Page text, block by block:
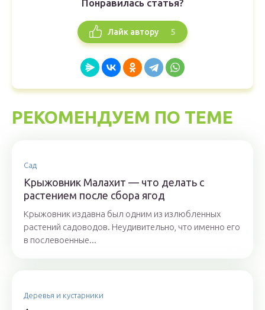
Понравилась статья?
Лайк автору 5
РЕКОМЕНДУЕМ ПО ТЕМЕ
Сад
Крыжовник Малахит — что делать с
растением после сбора ягод
Крыжовник издавна был одним из излюбленных
растений садоводов. Неудивительно, что именно его
в послевоенные...
Деревья и кустарники